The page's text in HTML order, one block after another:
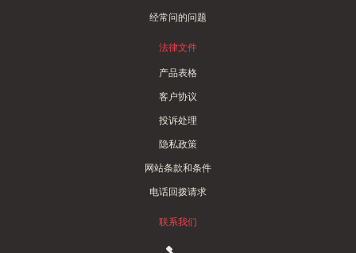
经常问的问题
法律文件
产品表格
客户协议
投诉处理
隐私政策
网站条款和条件
电话回拨请求
联系我们